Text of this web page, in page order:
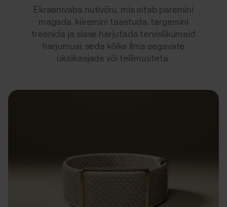
Ekraanivaba nutivõru, mis aitab paremini
magada, kiiremini taastuda, targemini
treenida ja sisse harjutada tervislikumaid
harjumusi, seda kõike ilma segavate
üksikasjade või tellimusteta.